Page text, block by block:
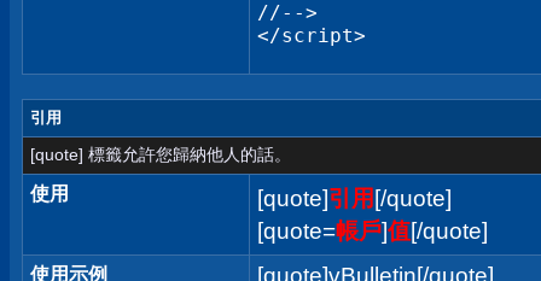
//-->
</script>
引用
[quote] 標籤允許您歸納他人的話。
使用 [quote]引用 [/quote]
[quote=帳戶]值[/quote]
使用示例
[quote]vBulletin[/quote]